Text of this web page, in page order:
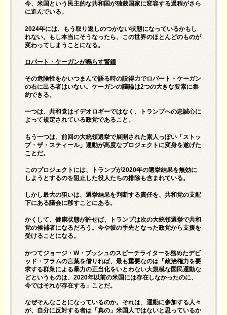
今、米国という民主的な共和国が独裁国家に変容する過程がさら
に進んでいる。
2024年には、もう取り返しのつかない状態になっているかもし
れない。もし本当にそうなったら、この世界のほとんどのものが
変わってしまうことになる。
ロバート・ケーガンが鳴らす警鐘
その危険性をかいつまんで語る時の説得力でロバート・ケーガン
の右に出る者はいない。ケーガンの議論は2つの大きな要素に集
約できる。
一つは、共和党はイデオロギーではなく、トランプへの忠誠心に
よって規定されている政党であること。
もう一つは、前回の大統領選挙で展開された素人っぽい「ストッ
プ・ザ・スティール」運動が高度なプロジェクトに変身を遂げた
ことだ。
このプロジェクトには、トランプが2020年の選挙結果を無効に
しようとするのを阻止した役人たちの排除も含まれている。
しかし最大の狙いは、選挙結果を判断する責任を、共和党の支配
下にある議会に移すことにある。
かくして、健康状態が許せば、トランプは次の大統領選挙で共和
党の候補者になるだろう。今や彼の手先となった政党から支援を
受けることになる。
かつてジョージ・W・ブッシュのスピーチライターを務めたデビ
ッド・フラムの言葉を借りれば、最も重要なのは「政治権力を要
求する群衆による暴力の正当化をいとわない大規模な国民運動な
どというものは、2020年以前の米国には存在しなかったのに、
今ではそれが存在する」ことだ。
なぜそんなことになっているのか。それは、運動に参加する人々
が、自分に反対する者は「真の」米国人ではないと思っているか